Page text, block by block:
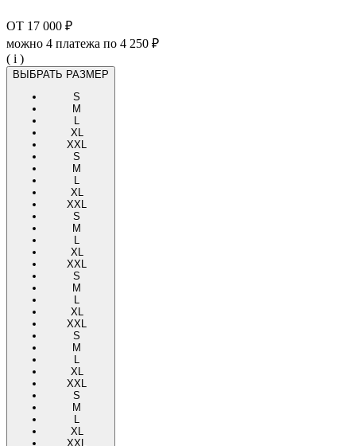
ОТ 17 000 ₽
можно 4 платежа по 4 250 ₽
( i )
ВЫБРАТЬ РАЗМЕР
S
M
L
XL
XXL
S
M
L
XL
XXL
S
M
L
XL
XXL
S
M
L
XL
XXL
S
M
L
XL
XXL
S
M
L
XL
XXL